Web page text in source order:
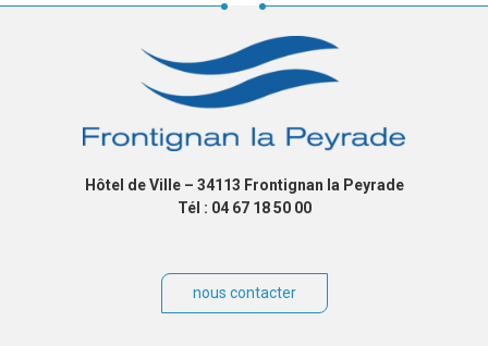
Hôtel de Ville – 34113 Frontignan la Peyrade
Tél : 04 67 18 50 00
nous contacter